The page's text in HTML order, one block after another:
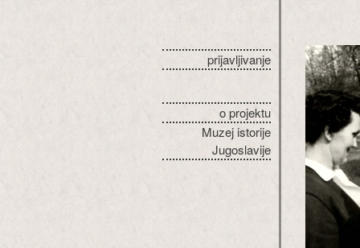
prijavljivanje
o projektu
Muzej istorije
Jugoslavije